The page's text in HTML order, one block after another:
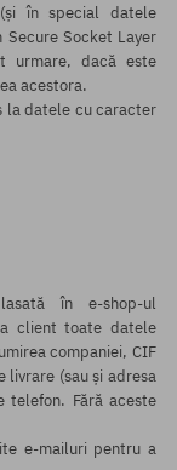
în special datele
Socket Layer
urmare, dacă este
acestora.
la datele cu caracter
în e-shop-ul
client toate datele
companiei, CIF
livrare (sau și adresa
telefon. Fără aceste
e-mailuri pentru a